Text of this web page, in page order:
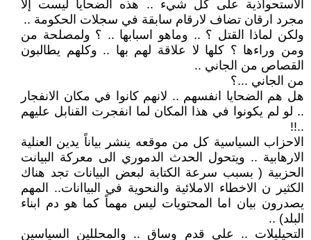
الاستحواذية على كل شيء .. هذه الضحايا ليست إلا
مجرد ارقان تضاف لارقام سابقة في سجلات الحكومة ..
ولكن لماذا القتل ؟ .. وماهو اسبابها .. ؟ ولمصلحة من
ومن وراءها ؟ كلها لا علاقة لهم بها .. وكلهم يطالبون
القصاص من الجاني ..
من الجاني ...؟
هل هم الضحايا انفسهم .. لانهم كانوا في مكان الانفجار
.. لو لم يكونوا في هذا المكان لما انفجرت القنابل عليهم
..!!
الاحزاب السياسية كل من موقعه ينشر بياناً يدين العنلية
الارهابية .. ويتحول الحدث الدموري الى معركة البيانت
الحزبية ( بسبب سرعة الكتابة لبعض البيانات تجد هناك
الكثير ن الاخطاء الاملائية والنحوية في البياانات.. المهم
يصدرون بيان اما المحتويات ليس مهماً كما هو دم ابناء
البلد) ..
التحيليلات .. على قدم وساق .. والمحللين السياسين